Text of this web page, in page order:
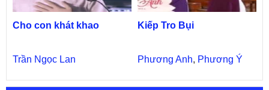
Cho con khát khao
Trần Ngọc Lan
Kiếp Tro Bụi
Phương Anh, Phương Ý